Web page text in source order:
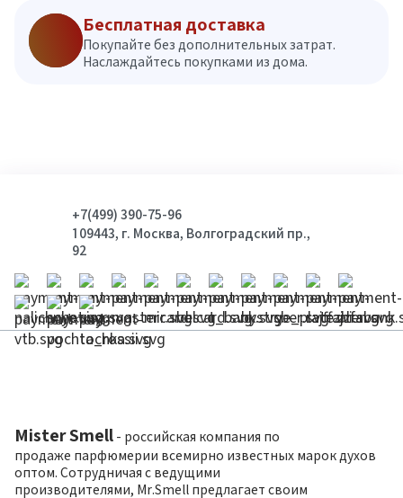
Бесплатная доставка
Покупайте без дополнительных затрат.
Наслаждайтесь покупками из дома.
+7(499) 390-75-96
109443, г. Москва, Волгоградский пр.,
92
Mister Smell - российская компания по
продаже парфюмерии всемирно известных марок духов
оптом. Сотрудничая с ведущими
производителями, Mr.Smell предлагает своим